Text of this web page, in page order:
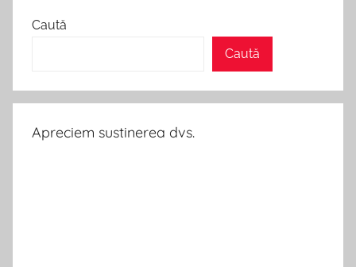
Caută
Caută
Apreciem sustinerea dvs.